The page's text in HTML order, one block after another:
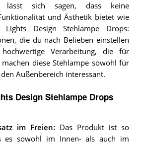
lässt sich sagen, dass keine
und Ästhetik bietet wie
Design Stehlampe Drops:
die du nach Belieben einstellen
Verarbeitung, die für
diese Stehlampe sowohl für
Außenbereich interessant.
Design Stehlampe Drops
im Freien: Das Produkt ist so
es sowohl im Innen- als auch im